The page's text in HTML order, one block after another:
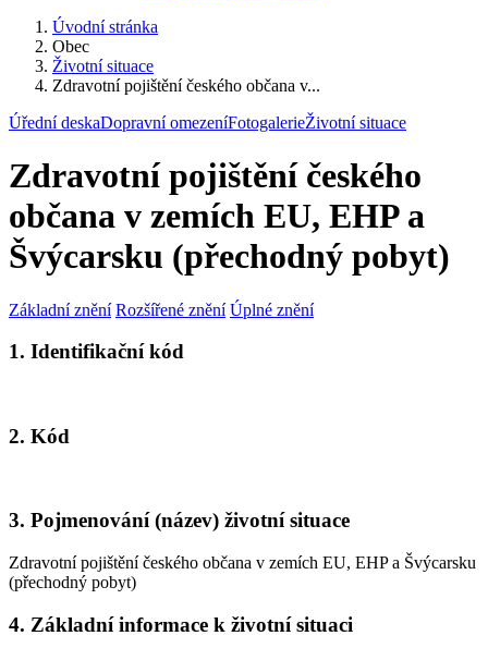
Úvodní stránka
Obec
Životní situace
Zdravotní pojištění českého občana v...
Úřední deskaDopravní omezeníFotogalerieŽivotní situace
Zdravotní pojištění českého
občana v zemích EU, EHP a
Švýcarsku (přechodný pobyt)
Základní znění Rozšířené znění Úplné znění
1. Identifikační kód
2. Kód
3. Pojmenování (název) životní situace
Zdravotní pojištění českého občana v zemích EU, EHP a Švýcarsku
(přechodný pobyt)
4. Základní informace k životní situaci